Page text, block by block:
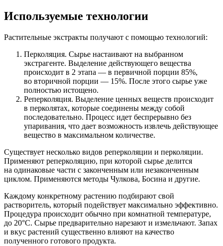
Используемые технологии
Растительные экстракты получают с помощью технологий:
Перколяция. Сырье настаивают на выбранном
экстрагенте. Выделение действующего вещества
происходит в 2 этапа — в первичной порции 85%,
во вторичной порции — 15%. После этого сырье уже
полностью истощено.
Реперколяция. Выделение ценных веществ происходит
в перколятах, которые соединены между собой
последовательно. Процесс идет беспрерывно без
упаривания, что дает возможность извлечь действующее
вещество в максимальном количестве.
Существует несколько видов реперколяции и перколяции.
Применяют реперколяцию, при которой сырье делится
на одинаковые части с законченным или незаконченным
циклом. Применяются методы Чулкова, Босина и другие.
Каждому конкретному растению подбирают свой
растворитель, который подействует максимально эффективно.
Процедура происходит обычно при комнатной температуре,
до 20°C. Сырье предварительно нарезают и измельчают. Запах
и вкус растений существенно влияют на качество
полученного готового продукта.